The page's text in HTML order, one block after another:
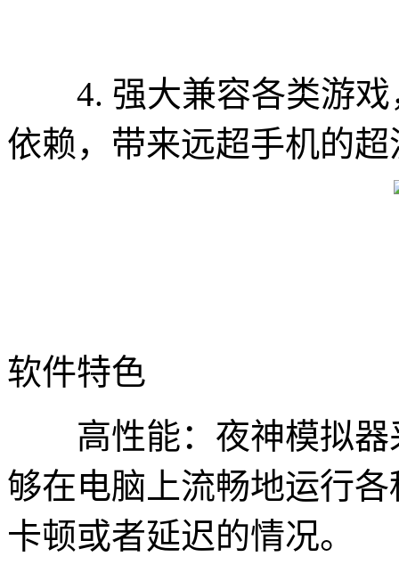
4. 强大兼容各类游戏
依赖，带来远超手机的
软件特色
高性能：夜神模拟器
够在电脑上流畅地运行
卡顿或者延迟的情况。